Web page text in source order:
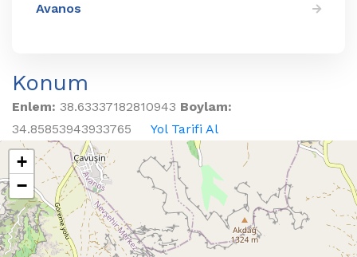
Avanos
Konum
Enlem: 38.63337182810943 Boylam:
34.85853943933765 Yol Tarifi Al
+
−